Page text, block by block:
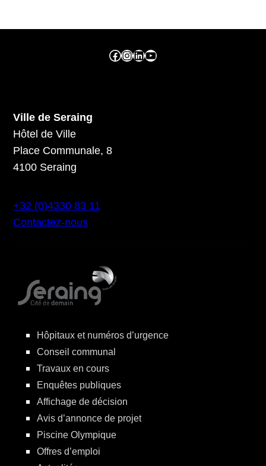
Facebook ville de seraing Instragram ville de seraing linkedin – ville de seraing YouTube
Ville de Seraing
Hôtel de Ville
Place Communale, 8
4100 Seraing
+32 (0)4330 83 11
Contactez-nous
Hôpitaux et numéros d’urgence
Conseil communal
Travaux en cours
Enquêtes publiques
Affichage de décision
Avis d’annonce de projet
Piscine Olympique
Offres d’emploi